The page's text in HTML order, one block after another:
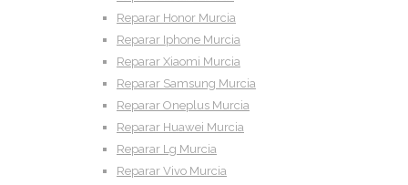
Reparar Honor Murcia
Reparar Iphone Murcia
Reparar Xiaomi Murcia
Reparar Samsung Murcia
Reparar Oneplus Murcia
Reparar Huawei Murcia
Reparar Lg Murcia
Reparar Vivo Murcia